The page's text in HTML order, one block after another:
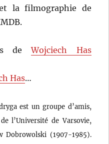
la filmographie de
deWojciech Has
Has…
est un groupe d’amis,
l’Université de Varsovie,
Dobrowolski (1907-1985).